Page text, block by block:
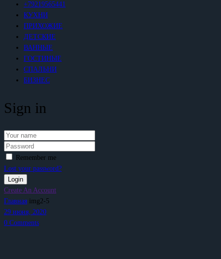
+79219565441
КУХНИ
ПРИХОЖИЕ
ДЕТСКИЕ
ВАННЫЕ
ГОСТИНЫЕ
СПАЛЬНИ
БИЗНЕС
Sign in
Remember me
Lost your password?
Create An Account
Главная img2-5
29 июня, 2020
0 Comments